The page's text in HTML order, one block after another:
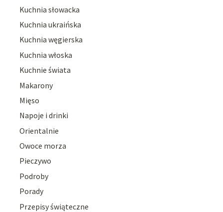
Kuchnia słowacka
Kuchnia ukraińska
Kuchnia węgierska
Kuchnia włoska
Kuchnie świata
Makarony
Mięso
Napoje i drinki
Orientalnie
Owoce morza
Pieczywo
Podroby
Porady
Przepisy świąteczne